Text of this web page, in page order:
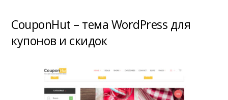
CouponHut – тема WordPress для
купонов и скидок